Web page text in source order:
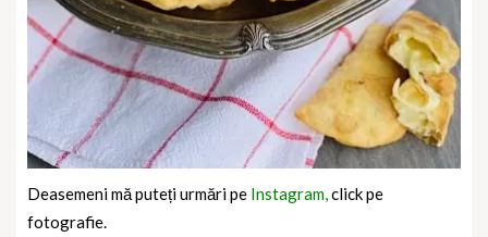
Deasemeni mă puteți urmări pe Instagram,click pe
fotografie.